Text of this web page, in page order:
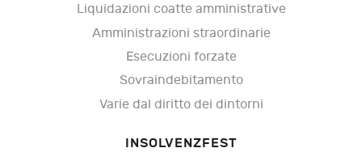
Liquidazioni coatte amministrative
Amministrazioni straordinarie
Esecuzioni forzate
Sovraindebitamento
Varie dal diritto dei dintorni
INSOLVENZFEST